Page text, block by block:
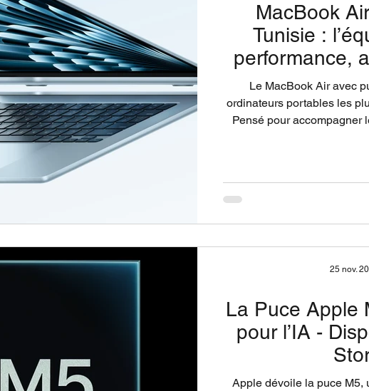
MacBook
Tunisie :
performance,
Le MacBook Air avec
ordinateurs portables les
Pensé pour accompagner
La Puce Apple
pour l’IA -
Apple dévoile la puce M5,
25 nov.